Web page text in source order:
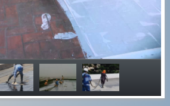
VNĐ/xe
500.000 – 700.000
VNĐ/xe
700.000 – 1.200.000
VNĐ/xe
khối
1.000.000 – 1.800.000